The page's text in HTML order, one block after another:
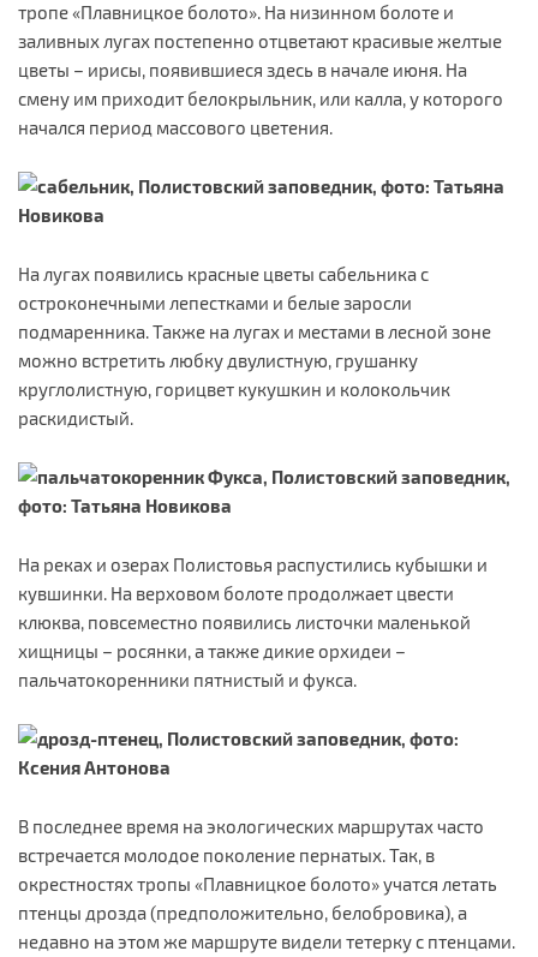
тропе «Плавницкое болото». На низинном болоте и
заливных лугах постепенно отцветают красивые желтые
цветы – ирисы, появившиеся здесь в начале июня. На
смену им приходит белокрыльник, или калла, у которого
начался период массового цветения.
На лугах появились красные цветы сабельника с
остроконечными лепестками и белые заросли
подмаренника. Также на лугах и местами в лесной зоне
можно встретить любку двулистную, грушанку
круглолистную, горицвет кукушкин и колокольчик
раскидистый.
На реках и озерах Полистовья распустились кубышки и
кувшинки. На верховом болоте продолжает цвести
клюква, повсеместно появились листочки маленькой
хищницы – росянки, а также дикие орхидеи –
пальчатокоренники пятнистый и фукса.
В последнее время на экологических маршрутах часто
встречается молодое поколение пернатых. Так, в
окрестностях тропы «Плавницкое болото» учатся летать
птенцы дрозда (предположительно, белобровика), а
недавно на этом же маршруте видели тетерку с птенцами.